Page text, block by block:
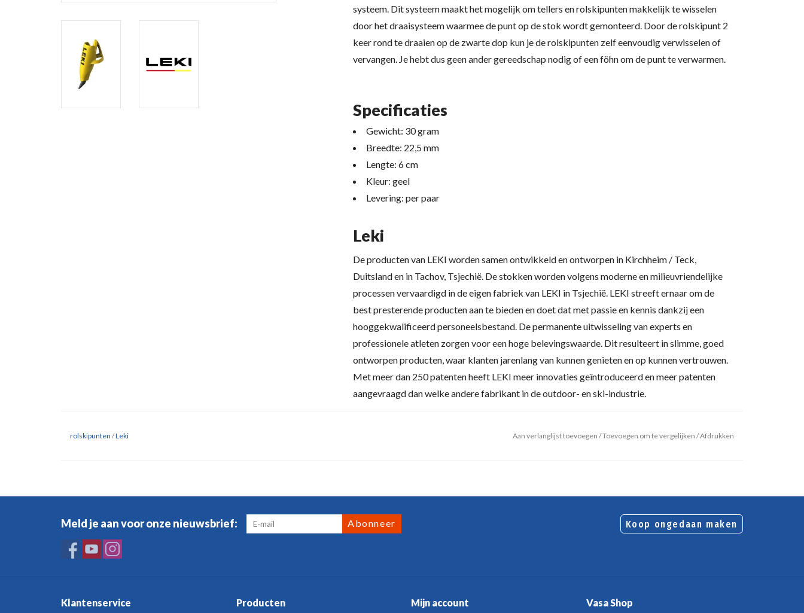
systeem. Dit systeem maakt het mogelijk om tellers en rolskipunten makkelijk te wisselen
door het draaisysteem waarmee de punt op de stok wordt gemonteerd. Door de rolskipunt 2
keer rond te draaien op de zwarte dop kun je de rolskipunten zelf eenvoudig verwisselen of
vervangen. Je hebt dus geen ander gereedschap nodig of een föhn om de punt te verwarmen.
Specificaties
Gewicht: 30 gram
Breedte: 22,5 mm
Lengte: 6 cm
Kleur: geel
Levering: per paar
Leki
De producten van LEKI worden samen ontwikkeld en ontworpen in Kirchheim / Teck,
Duitsland en in Tachov, Tsjechië. De stokken worden volgens moderne en milieuvriendelijke
processen vervaardigd in de eigen fabriek van LEKI in Tsjechië. LEKI streeft ernaar om de
best presterende producten aan te bieden en doet dat met passie en kennis dankzij een
hooggekwalificeerd personeelsbestand. De permanente uitwisseling van experts en
professionele atleten zorgen voor een hoge belevingswaarde. Dit resulteert in slimme, goed
ontworpen producten, waar klanten jarenlang van kunnen genieten en op kunnen vertrouwen.
Met meer dan 250 patenten heeft LEKI meer innovaties geïntroduceerd en meer patenten
aangevraagd dan welke andere fabrikant in de outdoor- en ski-industrie.
rolskipunten /Leki Aan verlanglijst toevoegen /Toevoegen om te vergelijken /Afdrukken
Meld je aan voor onze nieuwsbrief: Abonneer Koop ongedaan maken
Klantenservice Producten Mijn account Vasa Shop